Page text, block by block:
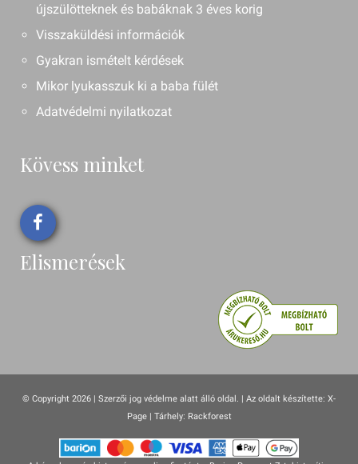
újszülötteknek és babáknak 3 éves korig
Visszaküldési információk
Gyakran ismételt kérdések
Mikor lyukasszuk ki a baba fülét
Adatvédelmi nyilatkozat
Kövess minket
Elismerések
© Copyright 2026 | Szerzői jog védelme alatt álló oldal. | Az oldalt készítette: X-
Page| Tárhely: Rackforest